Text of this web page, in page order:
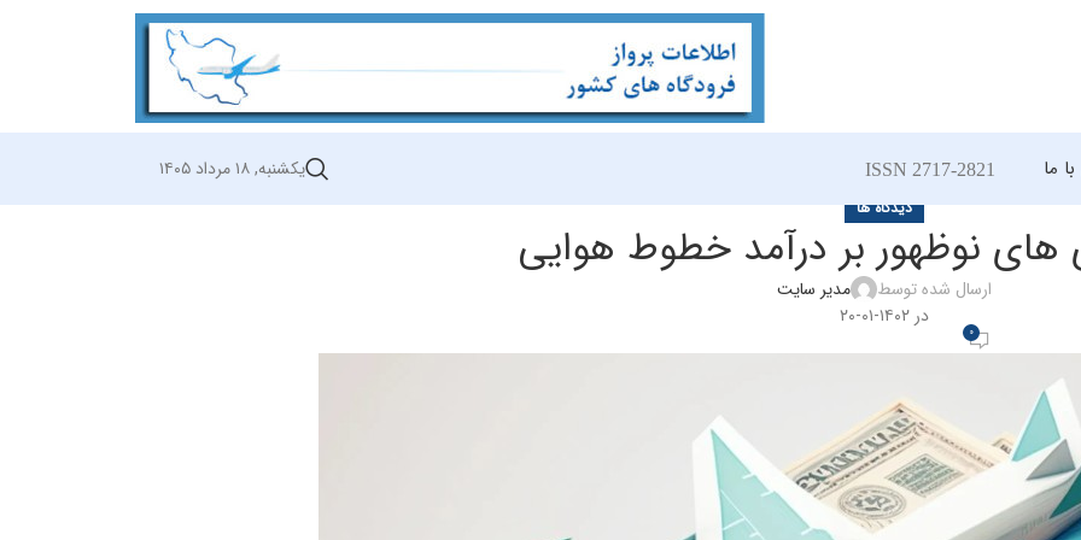
ما ISSN 2717-2821 یکشنبه, ۱۸ مرداد ۱۴۰۵
دیدگاه ها
های نوظهور بر درآمد خطوط هوایی
ارسال شده توسط
مدیر سایت
در ۱۴۰۲-۰۱-۲۰
0